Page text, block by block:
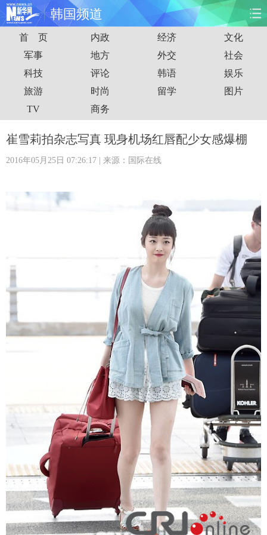
韩国频道
首页 时政 国际 财经
娱乐 体育 人事 教育
时尚 思客
港澳 台湾 华人 汽车
科技 能源 房产
图片
信息化
军事 无人机
富媒体 摄影 新华广播
新华电视英文 返回PC
首 页 内政 经济
文化
军事
地方 外交
社会
科技
评论 韩语
娱乐
旅游
时尚 留学
图片
TV
商务
崔雪莉拍杂志写真 现身机场红唇配少女感爆棚
2016年05月25日 07:26:17 | 来源：国际在线